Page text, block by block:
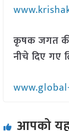
कृषक जगत
नीचे दिए गए
आपको